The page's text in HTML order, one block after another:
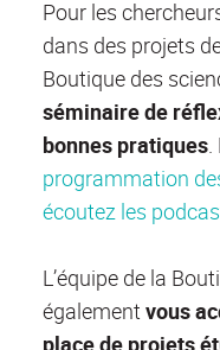
Pour les
dans des projets
Boutique des
séminaire de
bonnes pratiques.
programmation
écoutez les
L’équipe de la
également vous
place de projets